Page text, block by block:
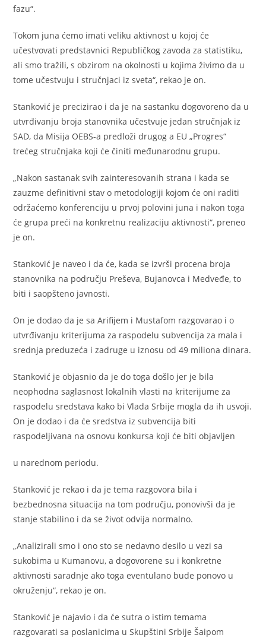
fazu“.
Tokom juna ćemo imati veliku aktivnost u kojoj će
učestvovati predstavnici Republičkog zavoda za statistiku,
ali smo tražili, s obzirom na okolnosti u kojima živimo da u
tome učestvuju i stručnjaci iz sveta“, rekao je on.
Stanković je precizirao i da je na sastanku dogovoreno da u
utvrđivanju broja stanovnika učestvuje jedan stručnjak iz
SAD, da Misija OEBS-a predloži drugog a EU „Progres“
trećeg stručnjaka koji će činiti međunarodnu grupu.
„Nakon sastanak svih zainteresovanih strana i kada se
zauzme definitivni stav o metodologiji kojom će oni raditi
održaćemo konferenciju u prvoj polovini juna i nakon toga
će grupa preći na konkretnu realizaciju aktivnosti“, preneo
je on.
Stanković je naveo i da će, kada se izvrši procena broja
stanovnika na području Preševa, Bujanovca i Medveđe, to
biti i saopšteno javnosti.
On je dodao da je sa Arifijem i Mustafom razgovarao i o
utvrđivanju kriterijuma za raspodelu subvencija za mala i
srednja preduzeća i zadruge u iznosu od 49 miliona dinara.
Stanković je objasnio da je do toga došlo jer je bila
neophodna saglasnost lokalnih vlasti na kriterijume za
raspodelu sredstava kako bi Vlada Srbije mogla da ih usvoji.
On je dodao i da će sredstva iz subvencija biti
raspodeljivana na osnovu konkursa koji će biti objavljen
u narednom periodu.
Stanković je rekao i da je tema razgovora bila i
bezbednosna situacija na tom području, ponovivši da je
stanje stabilino i da se život odvija normalno.
„Analizirali smo i ono sto se nedavno desilo u vezi sa
sukobima u Kumanovu, a dogovorene su i konkretne
aktivnosti saradnje ako toga eventulano bude ponovo u
okruženju“, rekao je on.
Stanković je najavio i da će sutra o istim temama
razgovarati sa poslanicima u Skupštini Srbije Šaipom